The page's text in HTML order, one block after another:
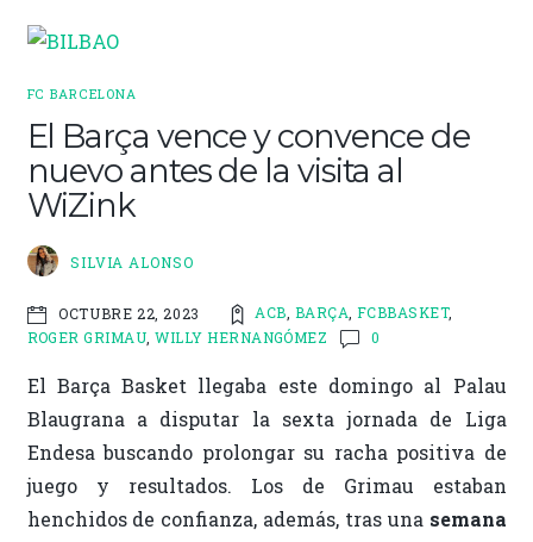
ce
b
o
o
k
it
r
ti
r
FC BARCELONA
El Barça vence y convence de
nuevo antes de la visita al
WiZink
SILVIA ALONSO
OCTUBRE 22, 2023 ACB, BARÇA, FCBBASKET,
ROGER GRIMAU,WILLY HERNANGÓMEZ 0
El Barça Basket llegaba este domingo al Palau
Blaugrana a disputar la sexta jornada de Liga
Endesa buscando prolongar su racha positiva de
juego y resultados. Los de Grimau estaban
henchidos de confianza, además, tras una semana